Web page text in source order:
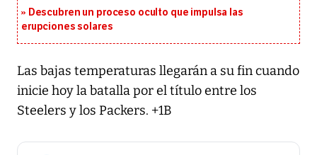
Descubren un proceso oculto que impulsa las
erupciones solares
Las bajas temperaturas llegarán a su fin cuando
inicie hoy la batalla por el título entre los
Steelers y los Packers. +1B